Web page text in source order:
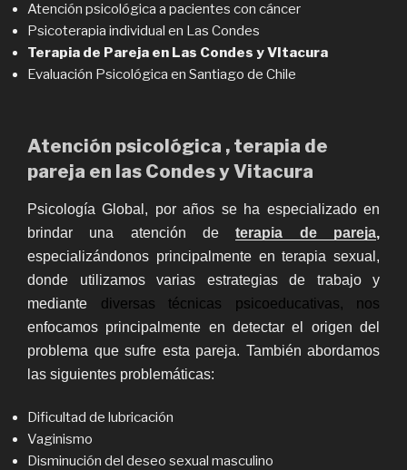
Atención psicológica a pacientes con cáncer
Psicoterapia individual en Las Condes
Terapia de Pareja en Las Condes y VItacura
Evaluación Psicológica en Santiago de Chile
Atención psicológica , terapia de
pareja en las Condes y Vitacura
Psicología Global, por años se ha especializado en
brindar una atención deterapia de pareja,
especializándonos principalmente en terapia sexual,
donde utilizamos varias estrategias de trabajo y
mediante diversas técnicas psicoeducativas, nos
enfocamos principalmente en detectar el origen del
problema que sufre esta pareja. También abordamos
las siguientes problemáticas:
Dificultad de lubricación
Vaginismo
Disminución del deseo sexual masculino